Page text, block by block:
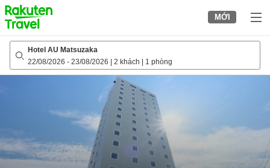
to
top
page
MỚI
Hotel AU Matsuzaka
22/08/2026 - 23/08/2026 2 khách 1 phòng